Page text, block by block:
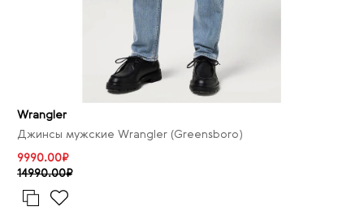
Wrangler
Джинсы мужские Wrangler (Greensboro)
9990.00₽
14990.00₽